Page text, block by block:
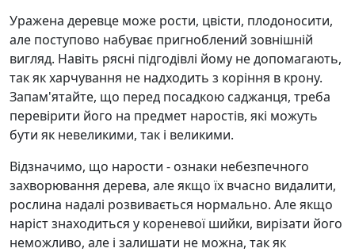
Уражена деревце може рости, цвісти, плодоносити,
але поступово набуває пригноблений зовнішній
вигляд. Навіть рясні підгодівлі йому не допомагають,
так як харчування не надходить з коріння в крону.
Запам'ятайте, що перед посадкою саджанця, треба
перевірити його на предмет наростів, які можуть
бути як невеликими, так і великими.
Відзначимо, що нарости - ознаки небезпечного
захворювання дерева, але якщо їх вчасно видалити,
рослина надалі розвивається нормально. Але якщо
наріст знаходиться у кореневої шийки, вирізати його
неможливо, але і залишати не можна, так як